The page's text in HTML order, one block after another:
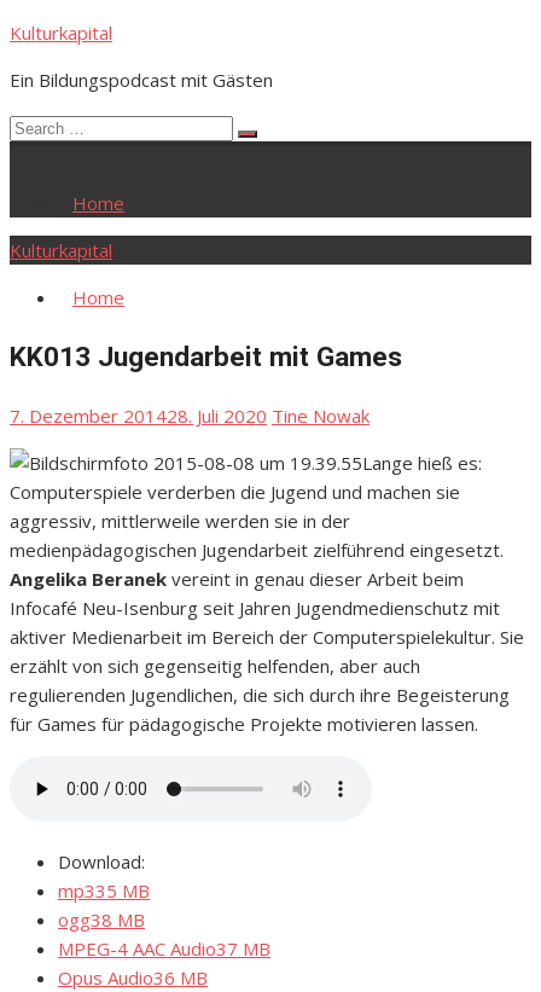
Skip
content
Kulturkapital
Ein Bildungspodcast mit Gästen
Search
Search
Home
Kulturkapital
Home
KK013 Jugendarbeit mit Games
Posted
on
7. Dezember 201428. Juli 2020 Author
Tine Nowak
Lange hieß es:
Computerspiele verderben die Jugend und machen sie
aggressiv, mittlerweile werden sie in der
medienpädagogischen Jugendarbeit zielführend eingesetzt.
Angelika Beranek vereint in genau dieser Arbeit beim
Infocafé Neu-Isenburg seit Jahren Jugendmedienschutz mit
aktiver Medienarbeit im Bereich der Computerspielekultur. Sie
erzählt von sich gegenseitig helfenden, aber auch
regulierenden Jugendlichen, die sich durch ihre Begeisterung
für Games für pädagogische Projekte motivieren lassen.
Download:
mp335 MB
ogg38 MB
MPEG-4 AAC Audio37 MB
Opus Audio36 MB